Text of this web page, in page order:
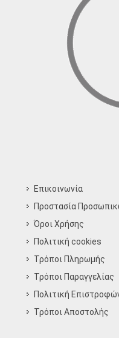
Επικοινωνία
Προστασία
Όροι Χρήσης
Πολιτική cookies
Τρόποι Πληρωμής
Τρόποι Παραγγελίας
Πολιτική
Τρόποι Aποστολής